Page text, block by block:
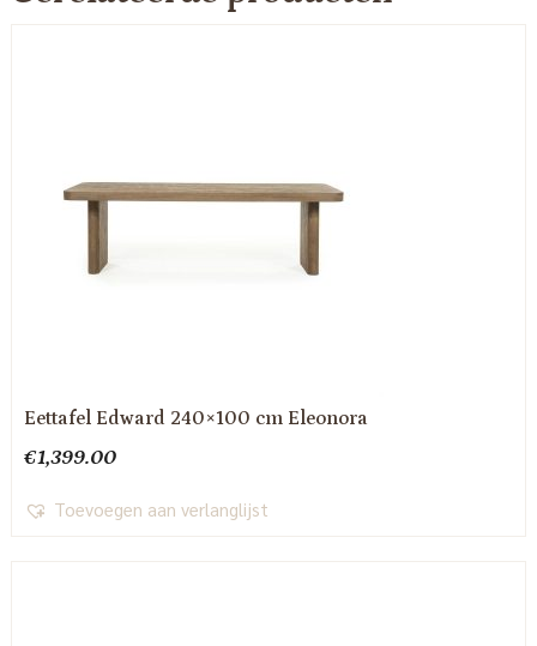
Eettafel Edward 240×100 cm Eleonora
€1,399.00
Toevoegen aan verlanglijst